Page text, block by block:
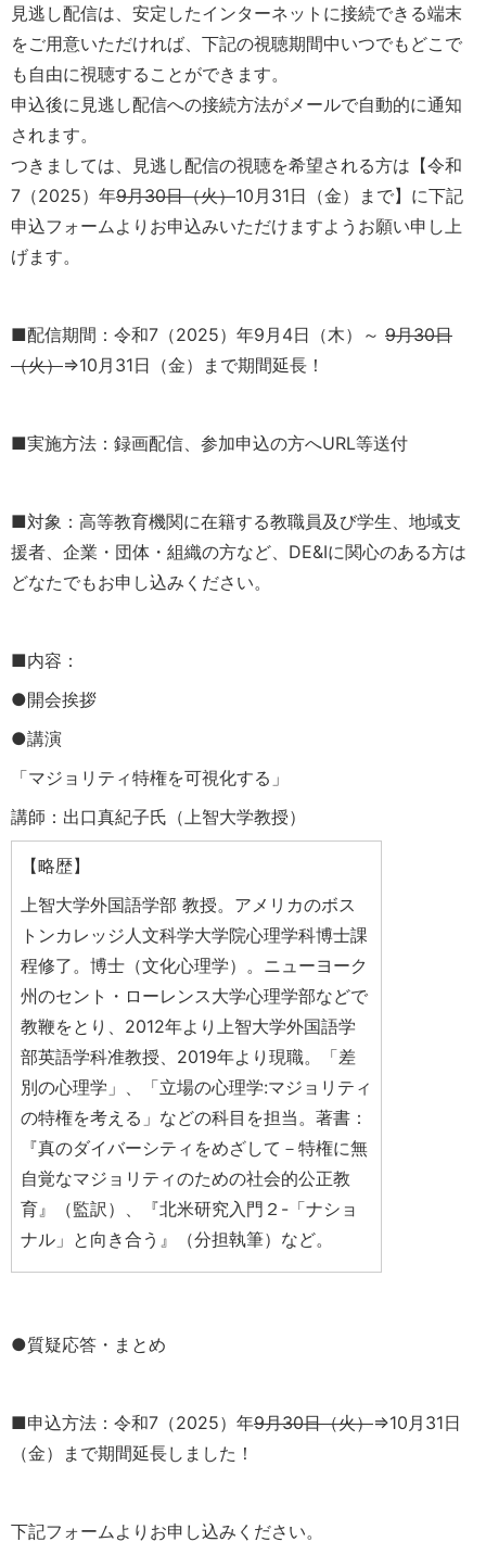
見逃し配信は、安定したインターネットに接続できる端末
をご用意いただければ、下記の視聴期間中いつでもどこで
も自由に視聴することができます。
申込後に見逃し配信への接続方法がメールで自動的に通知
されます。
つきましては、見逃し配信の視聴を希望される方は【令和
7（2025）年9月30日（火）10月31日（金）まで】に下記
申込フォームよりお申込みいただけますようお願い申し上
げます。
■配信期間：令和7（2025）年9月4日（木）～ 9月30日
（火）⇒10月31日（金）まで期間延長！
■実施方法：録画配信、参加申込の方へURL等送付
■対象：高等教育機関に在籍する教職員及び学生、地域支
援者、企業・団体・組織の方など、DE&Iに関心のある方は
どなたでもお申し込みください。
■内容：
●開会挨拶
●講演
「マジョリティ特権を可視化する」
講師：出口真紀子氏（上智大学教授）
【略歴】
上智大学外国語学部 教授。アメリカのボス
トンカレッジ人文科学大学院心理学科博士課
程修了。博士（文化心理学）。ニューヨーク
州のセント・ローレンス大学心理学部などで
教鞭をとり、2012年より上智大学外国語学
部英語学科准教授、2019年より現職。「差
別の心理学」、「立場の心理学:マジョリティ
の特権を考える」などの科目を担当。著書：
『真のダイバーシティをめざして－特権に無
自覚なマジョリティのための社会的公正教
育』（監訳）、『北米研究入門２-「ナショ
ナル」と向き合う』（分担執筆）など。
●質疑応答・まとめ
■申込方法：令和7（2025）年9月30日（火）⇒10月31日
（金）
まで期間延長しました！
下記フォームよりお申し込みください。